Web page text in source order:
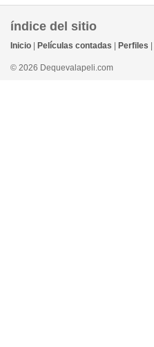
índice del sitio
Inicio Películas contadas Perfiles
© 2026 Dequevalapeli.com